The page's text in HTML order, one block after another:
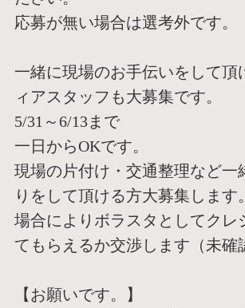
応募が無い場合は選考外です。
一緒に現場のお手伝いをして頂
ィアスタッフも大募集です。
5/31～6/13まで
一日からOKです。
現場の片付け・交通整理など一
りをして頂ける方大募集します。
場合によりボラスタとしてクレ
てもらえるか交渉しま す（未確
【お願いです。】